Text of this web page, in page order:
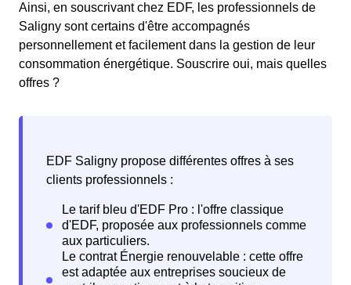
Ainsi, en souscrivant chez EDF, les professionnels de
Saligny sont certains d'être accompagnés
personnellement et facilement dans la gestion de leur
consommation énergétique. Souscrire oui, mais quelles
offres ?
EDF Saligny propose différentes offres à ses
clients professionnels :